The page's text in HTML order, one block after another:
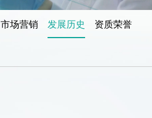
市场营销 发展历史 资质荣誉